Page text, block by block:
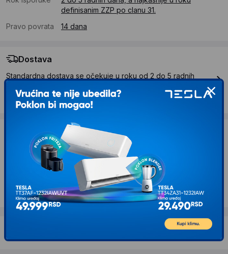
definisanim ZZP po clanu 31.
Pravo povrata
14 dana
Dostava
Standardna dostava se očekuje u roku od 2 do 5 radnih
dana
Troskovi dostave 490 RSD
Želite li ponudu za firmu?
Kontaktirajte nas
Opis proizvoda KETTZ Nosac TVN-9705
37''-80'' zglobni